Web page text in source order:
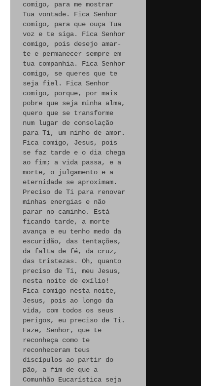
comigo, para me mostrar
Tua vontade. Fica Senhor
comigo, para que ouça Tua
voz e te siga. Fica Senhor
comigo, pois desejo amar-
te e permanecer sempre em
tua companhia. Fica Senhor
comigo, se queres que te
seja fiel. Fica Senhor
comigo, porque, por mais
pobre que seja minha alma,
quero que se transforme
num lugar de consolação
para Ti, um ninho de amor.
Fica comigo, Jesus, pois
se faz tarde e o dia chega
ao fim; a vida passa, e a
morte, o julgamento e a
eternidade se aproximam.
Preciso de Ti para renovar
minhas energias e não
parar no caminho. Está
ficando tarde, a morte
avança e eu tenho medo da
escuridão, das tentações,
da falta de fé, da cruz,
das tristezas. Oh, quanto
preciso de Ti, meu Jesus,
nesta noite de exílio!
Fica comigo nesta noite,
Jesus, pois ao longo da
vida, com todos os seus
perigos, eu preciso de Ti.
Faze, Senhor, que te
reconheça como te
reconheceram teus
discípulos ao partir do
pão, a fim de que a
Comunhão Eucarística seja